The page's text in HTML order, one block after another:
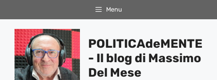
al
contenuto
Menu
POLITICAdeMENTE
- Il blog di Massimo
Del Mese